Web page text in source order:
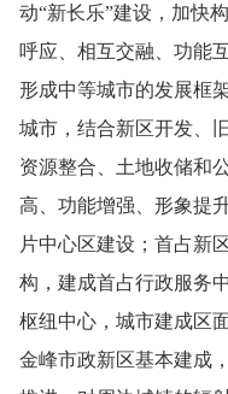
动“新长乐”建设，加快
呼应、相互交融、功能
形成中等城市的发展框
城市，结合新区开发、
资源整合、土地收储和
高、功能增强、形象提
片中心区建设；首占新
构，建成首占行政服务
枢纽中心，城市建成区
金峰市政新区基本建成，